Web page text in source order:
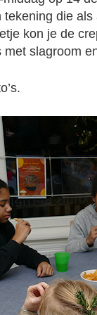
die
kon je de
slagroom